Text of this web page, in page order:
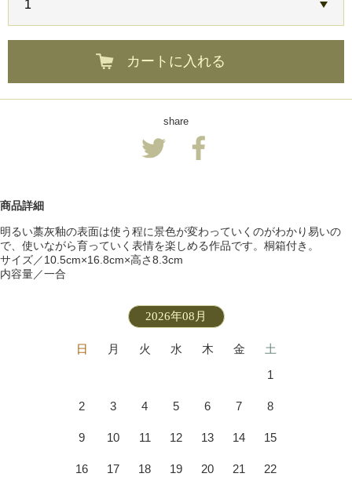
カートに入れる
share
商品詳細
明るい藁灰釉の表面は使う程に景色が変わっていくのがわかり易いの
で、使いながら育っていく表情を楽しめる作品です。桐箱付き。
サイズ／10.5cm×16.8cm×高さ8.3cm
内容量／一合
2026年08月
日 月 火 水 木 金
土
1
2 3 4 5 6 7 8
9 10 11 12 13 14 15
16 17 18 19 20 21 22